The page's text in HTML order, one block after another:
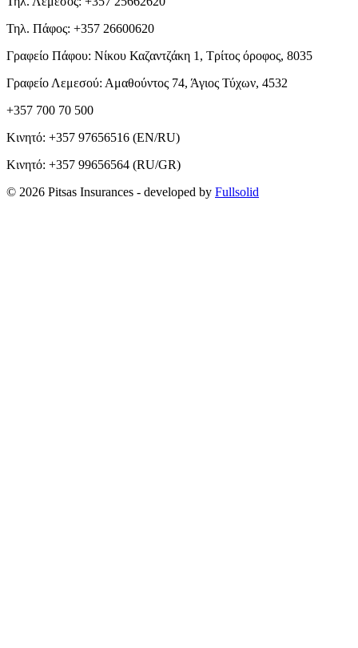
Τηλ. Πάφος: +357 26600620
Γραφείο Πάφου: Νίκου Καζαντζάκη 1, Τρίτος όροφος, 8035
Γραφείο Λεμεσού: Αμαθούντος 74, Άγιος Τύχων, 4532
+357 700 70 500
Κινητό: +357 97656516 (EN/RU)
Κινητό: +357 99656564 (RU/GR)
© 2026 Pitsas Insurances - developed by Fullsolid